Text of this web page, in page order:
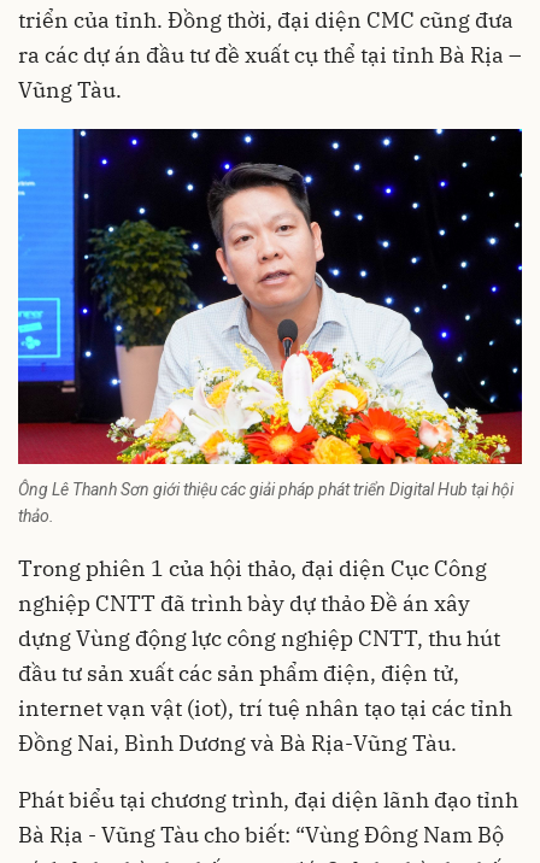
triển của tỉnh. Đồng thời, đại diện CMC cũng đưa
ra các dự án đầu tư đề xuất cụ thể tại tỉnh Bà Rịa –
Vũng Tàu.
Ông Lê Thanh Sơn giới thiệu các giải pháp phát triển Digital Hub tại hội
thảo.
Trong phiên 1 của hội thảo, đại diện Cục Công
nghiệp CNTT đã trình bày dự thảo Đề án xây
dựng Vùng động lực công nghiệp CNTT, thu hút
đầu tư sản xuất các sản phẩm điện, điện tử,
internet vạn vật (iot), trí tuệ nhân tạo tại các tỉnh
Đồng Nai, Bình Dương và Bà Rịa-Vũng Tàu.
Phát biểu tại chương trình, đại diện lãnh đạo tỉnh
Bà Rịa - Vũng Tàu cho biết: “Vùng Đông Nam Bộ